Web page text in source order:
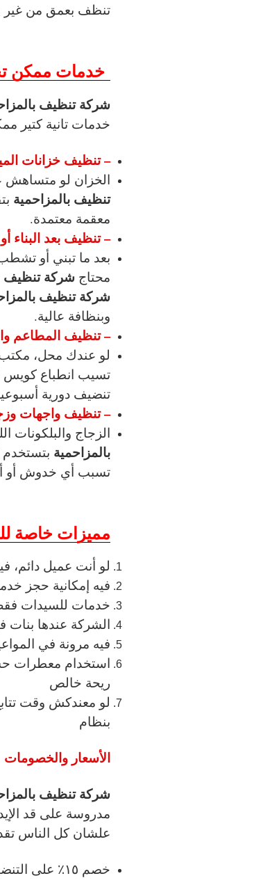
تنظف بعمق من غير
خدمات ممكن
شركة تنظيف
خدمات تانية كتير
– تنظيف خزانات
الخزان لو متساهش
تنظيف بالمزاحمية
معقمة معتمدة.
– تنظيف بعد البناء
بعد ما تبني أو
محتاج شركة تنظيف
شركة تنظيف
وبنظافة عالية.
– تنظيف المطاعم
لو عندك محل،
تسيب انطباع كويس
تنضيف دورية
– تنظيف واجهات
الزجاج والبلكونات
بالمزاحمية
تسبب أي خدوش أو
مميزات خاصة
لو أنت عميل دائم،
فيه إمكانية حجز
خدمات للسيدات
الشركة عندها بنات
فيه مرونة في
استخدام معطرات
ريحة خالص
لو معندكش وقت
بنظام
الأسعار والخصومات
شركة تنظيف
مدروسة على قد
علشان كل الناس
خصم ١٥٪ على